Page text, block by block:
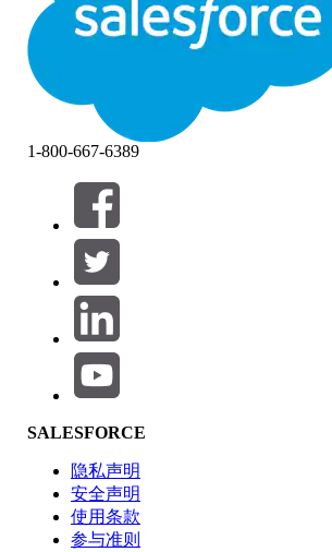
关闭关闭
筛选器 (0)
选择筛选器
产品区域
功能影响
1-800-667-6389
SALESFORCE
隐私声明
安全声明
使用条款
参与准则